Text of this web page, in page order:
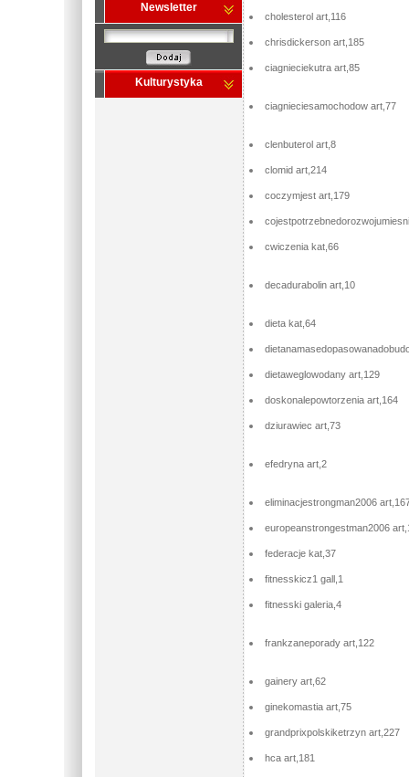
Newsletter
Kulturystyka
cholesterol art,116
chrisdickerson art,185
ciagnieciekutra art,85
ciagnieciesamochodow art,77
clenbuterol art,8
clomid art,214
coczymjest art,179
cwiczenia kat,66
decadurabolin art,10
dieta kat,64
dietaweglowodany art,129
doskonalepowtorzenia art,164
dziurawiec art,73
efedryna art,2
eliminacjestrongman2006
europeanstrongestman2006
federacje kat,37
fitnesskicz1 gall,1
fitnesski galeria,4
frankzaneporady art,122
gainery art,62
ginekomastia art,75
grandprixpolskiketrzyn art,227
hca art,181